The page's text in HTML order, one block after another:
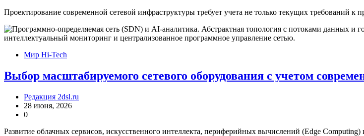
Проектирование современной сетевой инфраструктуры требует учета не только текущих требований к
Мир Hi-Tech
Выбор масштабируемого сетевого оборудования с учетом
Редакция 2dsl.ru
28 июня, 2026
0
Развитие облачных сервисов, искусственного интеллекта, периферийных вычислений (Edge